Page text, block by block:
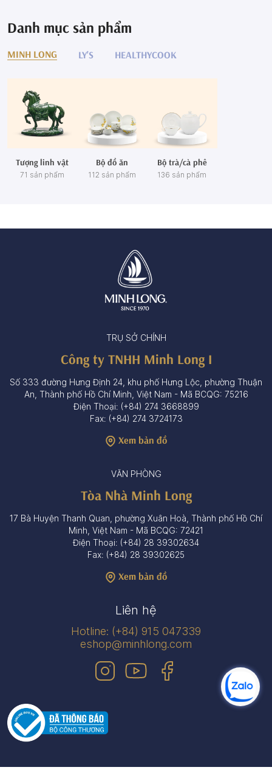
Danh mục sản phẩm
MINH LONG LY'S HEALTHYCOOK
Tượng linh vật
71 sản phẩm
Bộ đồ ăn
112 sản phẩm
Bộ trà/cà phê
136 sản phẩm
TRỤ SỞ CHÍNH
Công ty TNHH Minh Long I
Số 333 đường Hưng Định 24, khu phố Hưng Lộc, phường Thuận
An, Thành phố Hồ Chí Minh, Việt Nam - Mã BCQG: 75216
Điện Thoại: (+84) 274 3668899
Fax: (+84) 274 3724173
Xem bản đồ
VĂN PHÒNG
Tòa Nhà Minh Long
17 Bà Huyện Thanh Quan, phường Xuân Hoà, Thành phố Hồ Chí
Minh, Việt Nam - Mã BCQG: 72421
Điện Thoại: (+84) 28 39302634
Fax: (+84) 28 39302625
Xem bản đồ
Liên hệ
Hotline: (+84) 915 047339
eshop@minhlong.com